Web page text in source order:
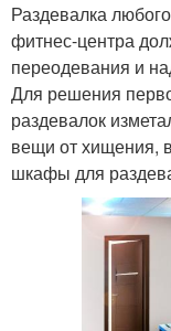
Раздевалка
фитнес-центра
переодевания и
Для решения
раздевалок
вещи от хищения,
шкафы для